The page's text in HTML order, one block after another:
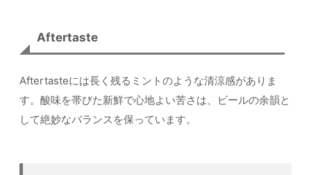
Aftertaste
Aftertasteには長く残るミントのような清涼感がありま
す。酸味を帯びた新鮮で心地よい苦さは、ビールの余韻と
して絶妙なバランスを保っています。